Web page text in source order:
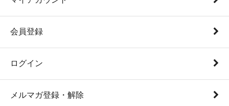
会員登録
ログイン
メルマガ登録・解除